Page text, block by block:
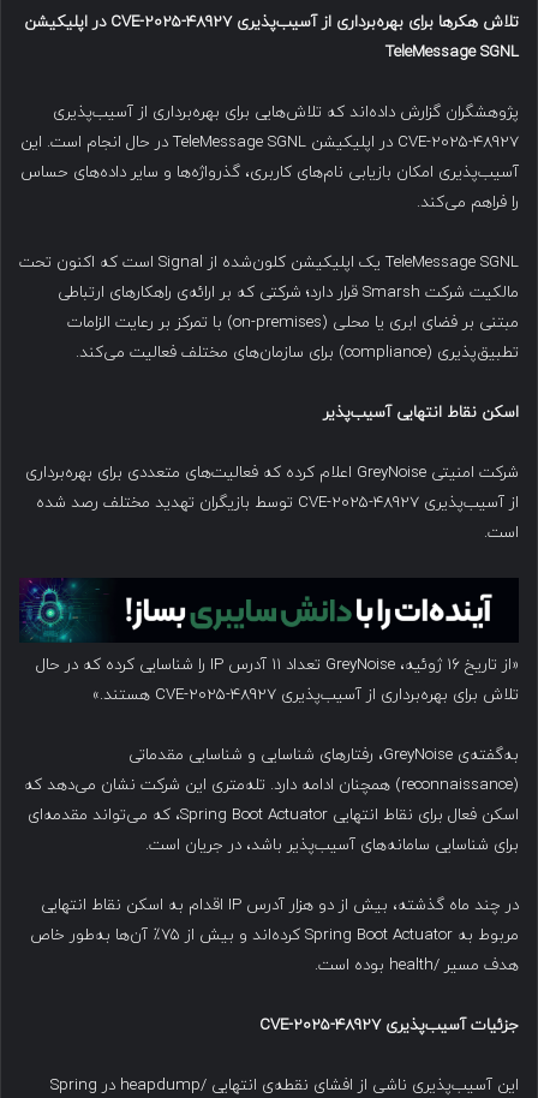
تلاش هکرها برای بهره‌برداری از آسیب‌پذیری CVE-2025-48927
در اپلیکیشن
TeleMessage SGNL
پژوهشگران گزارش داده‌اند که تلاش‌هایی برای بهره‌برداری از آسیب‌پذیری
CVE-2025-48927 در اپلیکیشن TeleMessage SGNL در حال انجام است. این
آسیب‌پذیری امکان بازیابی نام‌های کاربری، گذرواژه‌ها و سایر داده‌های حساس
را فراهم می‌کند.
TeleMessage SGNL یک اپلیکیشن کلون‌شده از Signal است که اکنون تحت
مالکیت شرکت Smarsh قرار دارد؛ شرکتی که بر ارائه‌ی راهکارهای ارتباطی
مبتنی بر فضای ابری یا محلی (on-premises) با تمرکز بر رعایت الزامات
تطبیق‌پذیری (compliance) برای سازمان‌های مختلف فعالیت می‌کند.
اسکن نقاط انتهایی آسیب‌پذیر
شرکت امنیتی GreyNoise اعلام کرده که فعالیت‌های متعددی برای بهره‌برداری
از آسیب‌پذیری CVE-2025-48927 توسط بازیگران تهدید مختلف رصد شده
است.
«از تاریخ ۱۶ ژوئیه، GreyNoise تعداد ۱۱ آدرس IP را شناسایی کرده که در حال
تلاش برای بهره‌برداری از آسیب‌پذیری CVE-2025-48927 هستند.»
به‌گفته‌ی GreyNoise، رفتارهای شناسایی و شناسایی مقدماتی
(reconnaissance) همچنان ادامه دارد. تله‌متری این شرکت نشان می‌دهد که
اسکن فعال برای نقاط انتهایی Spring Boot Actuator، که می‌تواند مقدمه‌ای
برای شناسایی سامانه‌های آسیب‌پذیر باشد، در جریان است.
در چند ماه گذشته، بیش از دو هزار آدرس IP اقدام به اسکن نقاط انتهایی
مربوط به Spring Boot Actuator کرده‌اند و بیش از ۷۵٪ آن‌ها به‌طور خاص
هدف مسیر /health بوده است.
جزئیات آسیب‌پذیری CVE-2025-48927
این آسیب‌پذیری ناشی از افشای نقطه‌ی انتهایی /heapdump در Spring